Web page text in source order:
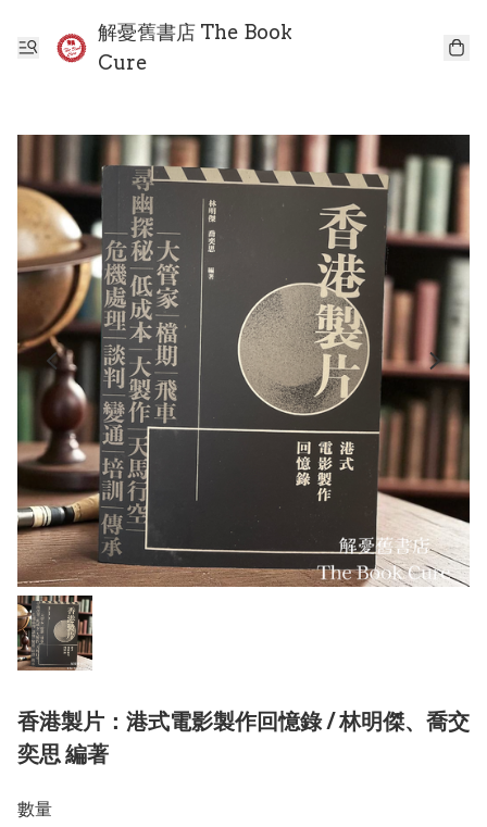
解憂舊書店 The Book
Cure
香港製片：港式電影製作回憶錄 / 林明傑、喬交
奕思 編著
數量